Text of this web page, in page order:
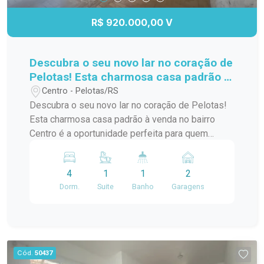
R$ 920.000,00 V
Descubra o seu novo lar no coração de
Pelotas! Esta charmosa casa padrão à
venda no bairro Centro é a
oportunidade perfeita para quem
busca conforto e praticidade. Com
uma localização privilegiada, você
comodidades,
Centro - Pelotas/RS
Descubra o seu novo lar no coração de Pelotas!
Esta charmosa casa padrão à venda no bairro
Centro é a oportunidade perfeita para quem
localização privilegiada, você estará a poucos
passos de diversas comodidades, como
supermercados, restaurantes, lojas e escolas. A
iluminados, proporcionando um ambiente
acolhedor. A sala de estar é ideal para receber
4
Dorm.
1
Suite
1
Banho
2
Garagens
Cód. 50437